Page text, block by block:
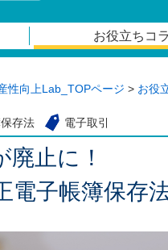
お役立ちコ
性向上Lab_TOPページ > お役
保存法 電子取引
止に！
電子帳簿保存